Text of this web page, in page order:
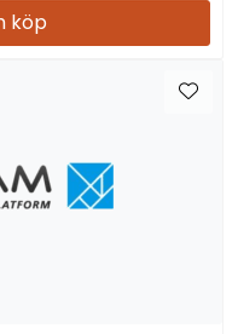
köp